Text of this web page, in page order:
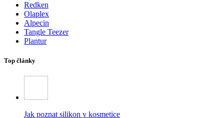
Redken
Olaplex
Alpecin
Tangle Teezer
Plantur
Top články
Jak poznat silikon v kosmetice